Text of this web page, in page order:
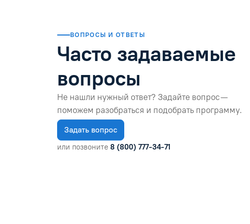
ВОПРОСЫ И ОТВЕТЫ
Часто задаваемые
вопросы
Не нашли нужный ответ? Задайте вопрос —
поможем разобраться и подобрать программу.
Задать вопрос
или позвоните 8 (800) 777-34-71